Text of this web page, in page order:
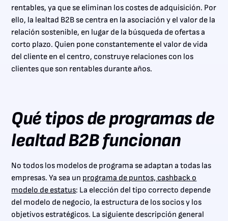
rentables, ya que se eliminan los costes de adquisición. Por
ello, la lealtad B2B se centra en la asociación y el valor de la
relación sostenible, en lugar de la búsqueda de ofertas a
corto plazo. Quien pone constantemente el valor de vida
del cliente en el centro, construye relaciones con los
clientes que son rentables durante años.
Qué tipos de programas de
lealtad B2B funcionan
No todos los modelos de programa se adaptan a todas las
empresas. Ya sea un programa de puntos, cashback o
modelo de estatus: La elección del tipo correcto depende
del modelo de negocio, la estructura de los socios y los
objetivos estratégicos. La siguiente descripción general